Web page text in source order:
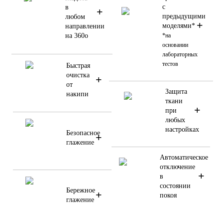
в
любом
направлении
на 360o
+
Быстрая
очистка
от
накипи
+
Безопасное
глажение +
Бережное
глажение +
с
предыдущими
моделями*
*на
основании
лабораторных
тестов
+
Защита
ткани
при
любых
настройках
+
Автоматическое
отключение
в
состоянии
покоя
+